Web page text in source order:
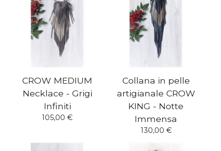
CROW MEDIUM
Necklace - Grigi
Infiniti
105,00 €
Collana in pelle
artigianale CROW
KING - Notte
Immensa
130,00 €